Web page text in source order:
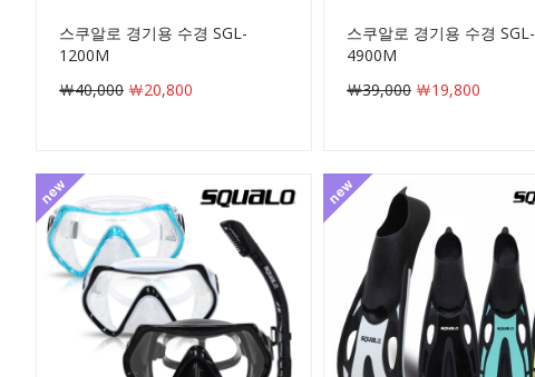
스쿠알로 경기용 수경 SGL-
1200M
￦40,000 ￦20,800
스쿠알로 경기용 수경 SGL-
4900M
￦39,000 ￦19,800